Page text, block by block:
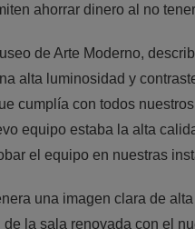
ahorrar dinero al no
de Arte Moderno,
alta luminosidad y
cumplía con todos
equipo estaba la alta
el equipo en nuestras
una imagen clara de
la sala renovada con el